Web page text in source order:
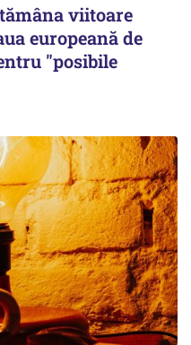
viitoare
europeană de
"posibile